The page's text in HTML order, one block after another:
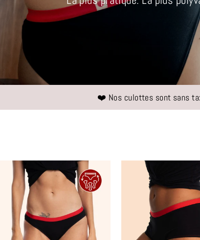
❤️ Nos culottes sont sans